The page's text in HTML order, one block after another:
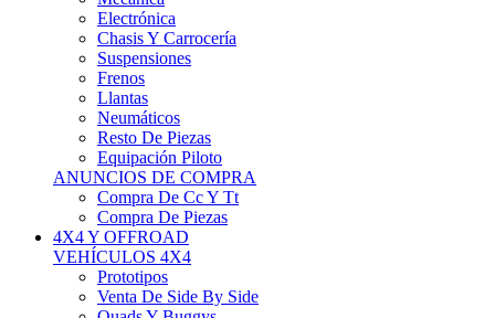
Chasis Y Carrocería
Suspensiones
Frenos
Llantas
Neumáticos
Resto De Piezas
Equipación Piloto
ANUNCIOS DE COMPRA
Compra De Cc Y Tt
Compra De Piezas
4X4 Y OFFROAD
VEHÍCULOS 4X4
Prototipos
Venta De Side By Side
Quads Y Buggys
4x4 De Calle